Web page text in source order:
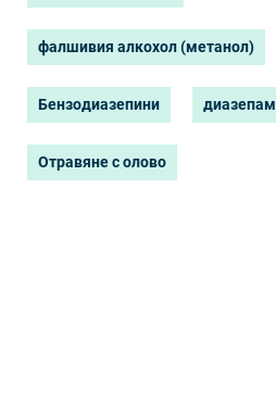
фалшивия алкохол (метанол)
Бензодиазепини диазепам
Отравяне с олово